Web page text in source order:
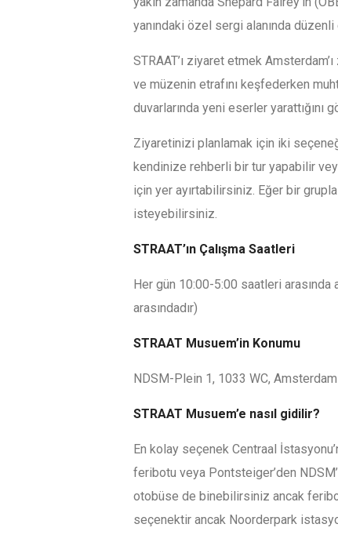
yanındaki özel sergi alanında düzenli
STRAAT’ı ziyaret etmek
ve müzenin etrafını keşfederken
duvarlarında yeni eserler yarattığını
Ziyaretinizi planlamak için iki
kendinize rehberli bir tur yapabilir
için yer ayırtabilirsiniz. Eğer bir
isteyebilirsiniz.
STRAAT’ın Çalışma Saatleri
Her gün 10:00-5:00 saatleri
arasındadır)
STRAAT Musuem’in Konumu
NDSM-Plein 1, 1033 WC, Amsterdam
STRAAT Musuem’e nasıl gidilir?
En kolay seçenek Centraal
feribotu veya Pontsteiger’den
otobüse de binebilirsiniz ancak
seçenektir ancak Noorderpark